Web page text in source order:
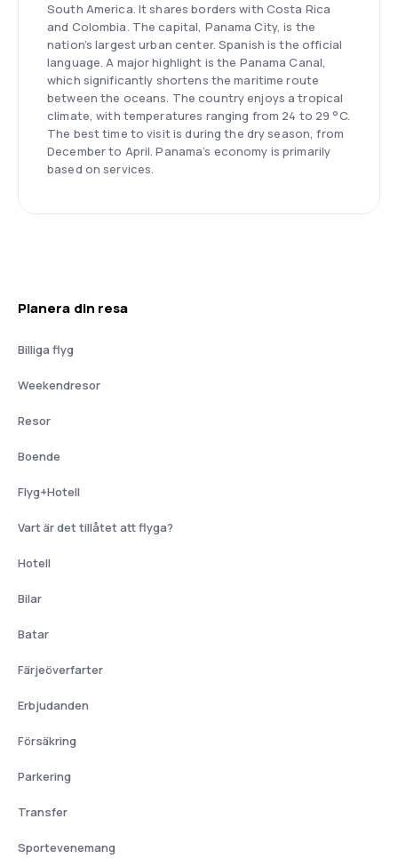
South America. It shares borders with Costa Rica
and Colombia. The capital, Panama City, is the
nation’s largest urban center. Spanish is the official
language. A major highlight is the Panama Canal,
which significantly shortens the maritime route
between the oceans. The country enjoys a tropical
climate, with temperatures ranging from 24 to 29 °C.
The best time to visit is during the dry season, from
December to April. Panama’s economy is primarily
based on services.
Planera din resa
Billiga flyg
Weekendresor
Resor
Boende
Flyg+Hotell
Vart är det tillåtet att flyga?
Hotell
Bilar
Batar
Färjeöverfarter
Erbjudanden
Försäkring
Parkering
Transfer
Sportevenemang